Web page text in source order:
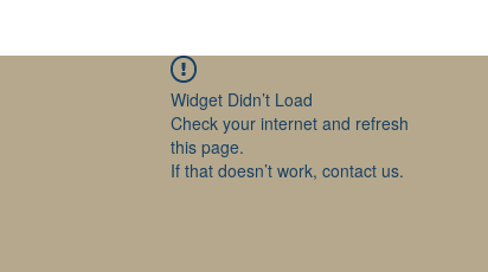
Widget Didn’t Load
Check your internet and refresh
this page.
If that doesn’t work, contact us.